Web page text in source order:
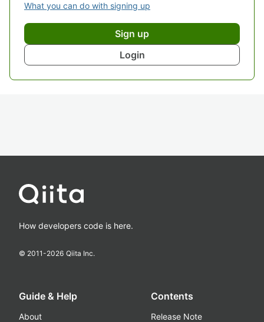
What you can do with signing up
Sign up
Login
How developers code is here.
© 2011-2026 Qiita Inc.
Guide & Help
About
Contents
Release Note